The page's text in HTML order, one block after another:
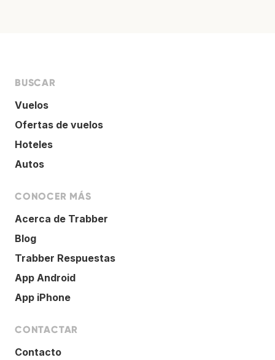
BUSCAR
Vuelos
Ofertas de vuelos
Hoteles
Autos
CONOCER MÁS
Acerca de Trabber
Blog
Trabber Respuestas
App Android
App iPhone
CONTACTAR
Contacto